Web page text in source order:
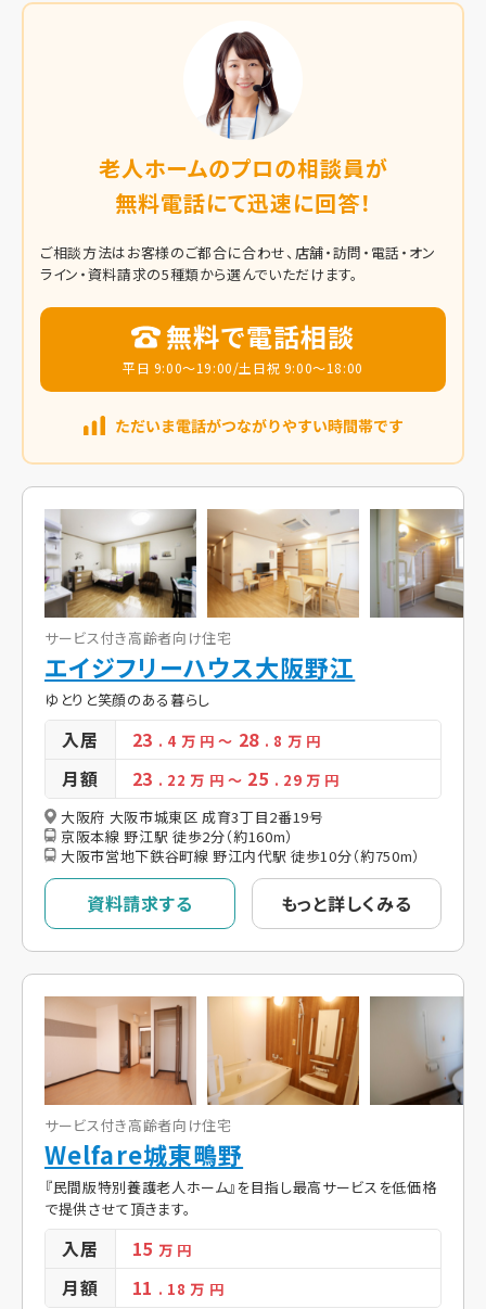
老人ホームのプロの相談員が
無料電話にて迅速に回答！
ご相談方法はお客様のご都合に合わせ、店舗・訪問・電話・オン
ライン・資料請求の5種類から選んでいただけます。
無料で電話相談
平日 9:00～19:00/土日祝 9:00～18:00
サービス付き高齢者向け住宅
エイジフリーハウス大阪野江
ゆとりと笑顔のある暮らし
入居 23 . 4 万 円～ 28 . 8 万 円
月額 23 . 22万 円 ～ 25 . 29 万 円
大阪府 大阪市城東区 成育3丁目2番19号
京阪本線 野江駅 徒歩2分（約160m）
大阪市営地下鉄谷町線 野江内代駅 徒歩10分（約750m）
資料請求する もっと詳しくみる
サービス付き高齢者向け住宅
Welfare城東鴫野
『民間版特別養護老人ホーム』を目指し最高サービスを低価格
で提供させて頂きます。
入居 15万 円
月額 11 . 18万 円